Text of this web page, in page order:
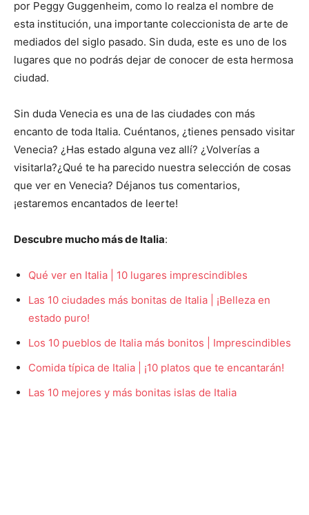
por Peggy Guggenheim, como lo realza el nombre de
esta institución, una importante coleccionista de arte de
mediados del siglo pasado. Sin duda, este es uno de los
lugares que no podrás dejar de conocer de esta hermosa
ciudad.
Sin duda Venecia es una de las ciudades con más
encanto de toda Italia. Cuéntanos, ¿tienes pensado visitar
Venecia? ¿Has estado alguna vez allí? ¿Volverías a
visitarla?¿Qué te ha parecido nuestra selección de cosas
que ver en Venecia? Déjanos tus comentarios,
¡estaremos encantados de leerte!
Descubre mucho más de Italia:
Qué ver en Italia | 10 lugares imprescindibles
Las 10 ciudades más bonitas de Italia | ¡Belleza en
estado puro!
Los 10 pueblos de Italia más bonitos | Imprescindibles
Comida típica de Italia | ¡10 platos que te encantarán!
Las 10 mejores y más bonitas islas de Italia